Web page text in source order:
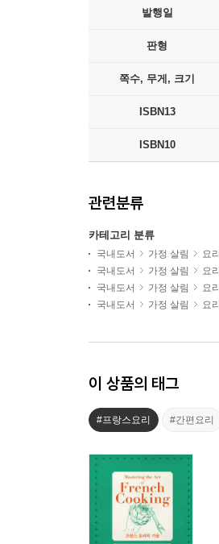
발행일
판형
쪽수, 무게, 크기
ISBN13
ISBN10
관련분류
카테고리 분류
국내도서 가정 살림 요리
국내도서
가정 살림 요리
국내도서
가정 살림 요리
국내도서
가정 살림 요리
이 상품의 태그
#프랑스요리 #간편요리